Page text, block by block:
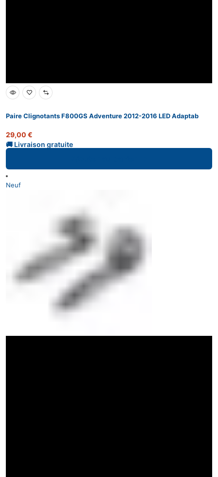
Paire Clignotants F800GS Adventure 2012-2016 LED Adaptab
29,00 €
Neuf